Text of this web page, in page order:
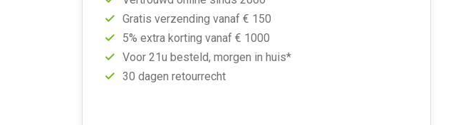
Gratis verzending vanaf € 150
5% extra korting vanaf € 1000
Voor 21u besteld, morgen in huis*
30 dagen retourrecht